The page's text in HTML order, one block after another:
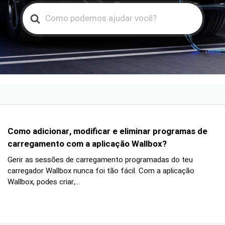
Search
For
Como adicionar, modificar e eliminar programas de
carregamento com a aplicação Wallbox?
Gerir as sessões de carregamento programadas do teu
carregador Wallbox nunca foi tão fácil. Com a aplicação
Wallbox, podes criar,...